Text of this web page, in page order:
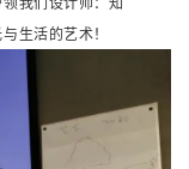
生活的艺术！